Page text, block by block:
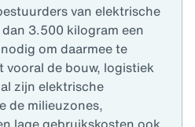
van elektrische
3.500 kilogram een
om daarmee te
vooral de bouw, logistiek
zijn elektrische
de milieuzones,